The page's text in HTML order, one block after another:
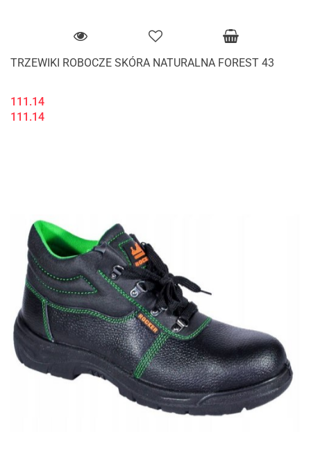
TRZEWIKI ROBOCZE SKÓRA NATURALNA FOREST 43
111.14
111.14